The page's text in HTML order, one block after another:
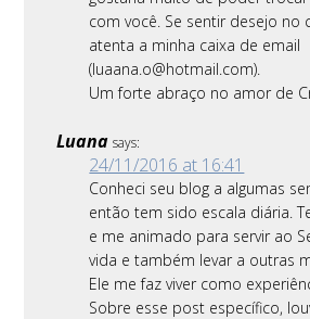
com você. Se sentir desejo no
atenta a minha caixa de email
(luaana.o@hotmail.com).
Um forte abraço no amor de
Luana says:
24/11/2016 at 16:41
Conheci seu blog a algumas
então tem sido escala diária.
e me animado para servir ao
vida e também levar a outras
Ele me faz viver como
Sobre esse post específico,